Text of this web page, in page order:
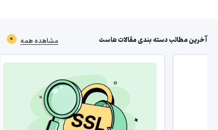
آخرین مطالب دسته بندیمقالات هاست مشاهده همه